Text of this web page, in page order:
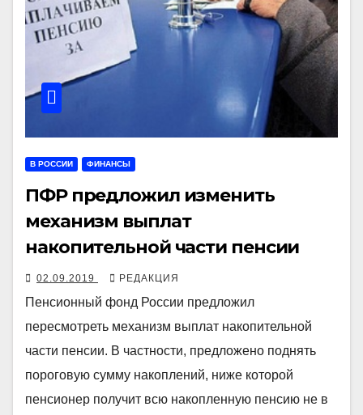
В РОССИИ ФИНАНСЫ
ПФР предложил изменить
механизм выплат
накопительной части пенсии
02.09.2019 РЕДАКЦИЯ
Пенсионный фонд России предложил
пересмотреть механизм выплат накопительной
части пенсии. В частности, предложено поднять
пороговую сумму накоплений, ниже которой
пенсионер получит всю накопленную пенсию не в